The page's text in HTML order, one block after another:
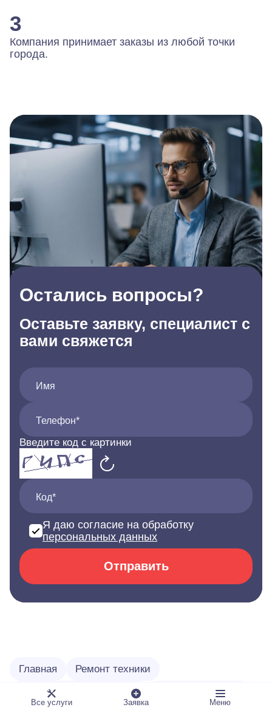
3
Компания принимает заказы из любой точки
города.
Остались вопросы?
Оставьте заявку, специалист с
вами свяжется
Имя
Телефон*
Введите код с картинки
Код*
Я даю согласие на обработку
персональных данных
Отправить
Главная Ремонт техники
Ремонт бытовой техники Ремонт оверлоков
Все услуги Заявка Меню